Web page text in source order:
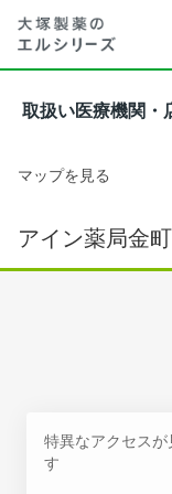
取扱い医療機関・
マップを見る
アイン薬局金
特異なアクセス
す